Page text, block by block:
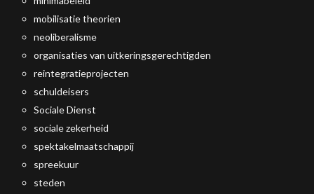
mobilisatie theorien
neoliberalisme
organisaties van uitkeringsgerechtigden
reintegratieprojecten
schuldeisers
Sociale Dienst
sociale zekerheid
spektakelmaatschappij
spreekuur
steden